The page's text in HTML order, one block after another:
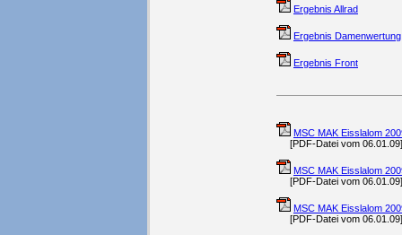
Ergebnis Allrad
Ergebnis Damenwertung
Ergebnis Front
MSC MAK Eisslalom
[PDF-Datei vom 06.01.09]
MSC MAK Eisslalom
[PDF-Datei vom 06.01.09]
MSC MAK Eisslalom
[PDF-Datei vom 06.01.09]